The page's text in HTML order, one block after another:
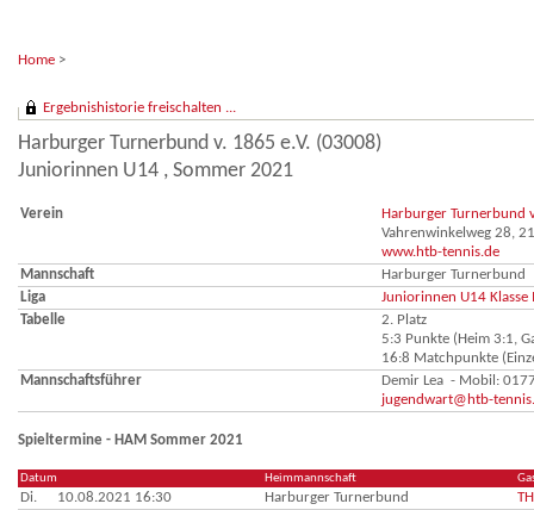
Home >
Ergebnishistorie freischalten ...
Harburger Turnerbund v. 1865 e.V. (03008)
Juniorinnen U14 , Sommer 2021
Verein
Harburger Turnerbund
Vahrenwinkelweg 28,
www.htb-tennis.de
Mannschaft
Harburger Turnerbund
Liga
Juniorinnen U14 Klasse
Tabelle
2. Platz
5:3 Punkte (Heim 3:1,
16:8 Matchpunkte
Mannschaftsführer
Demir Lea - Mobil:
jugendwart@htb-
Spieltermine - HAM Sommer 2021
Datum Heimmannschaft
Di. 10.08.2021 16:30 Harburger Turnerbund